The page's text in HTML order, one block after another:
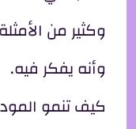
وكثير من
وأنه يفكر فيه.
كيف تنمو